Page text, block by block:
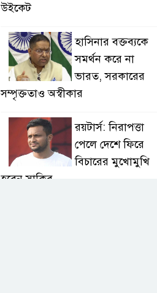
উইকেট
হাসিনার বক্তব্যকে
সমর্থন করে না
ভারত, সরকারের
সম্পৃক্ততাও অস্বীকার
রয়টার্স: নিরাপত্তা
পেলে দেশে ফিরে
বিচারের মুখোমুখি
হবেন সাকিব